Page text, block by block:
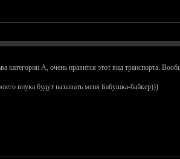
А, очень нравится этот вид транспорта.
внука будут называть меня Бабушка-байкер)))